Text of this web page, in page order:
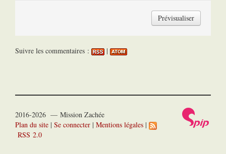
Suivre les commentaires : |
2016-2026 — Mission Zachée
Plan du site | Se connecter | Mentions légales |
RSS 2.0